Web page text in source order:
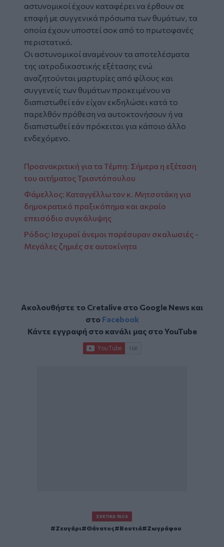
αστυνομικοί έχουν καταφέρει να έρθουν σε
επαφή με συγγενικά πρόσωπα των θυμάτων, τα
οποία έχουν υποστεί σοκ από το πρωτοφανές
περιστατικό.
Οι αστυνομικοί αναμένουν τα αποτελέσματα
της ιατροδικαστικής εξέτασης ενώ
αναζητούνται μαρτυρίες από φίλους και
συγγενείς των θυμάτων προκειμένου να
διαπιστωθεί εάν είχαν εκδηλώσει κατά το
παρελθόν πρόθεση να αυτοκτονήσουν ή να
διαπιστωθεί εάν πρόκειται για κάποιο άλλο
ενδεχόμενο.
Προανακριτική για τα Τέμπη: Σήμερα η εξέταση
του αιτήματος Τριαντόπουλου
Φάμελλος: Καταγγέλλω τον κ. Μητσοτάκη για
δημοκρατικό πραξικόπημα και ακραίο
επεισόδιο συγκάλυψης
Ρόδος: Ισχυροί άνεμοι παρέσυραν σκαλωσιές -
Μεγάλες ζημιές σε αυτοκίνητα
Ακολουθήστε το Cretalive στο Google Newsκαι
στο Facebook
Κάντε εγγραφή στο κανάλι μας στοYouTube
ΣΧΕΤΙΚΆ TAGS
Ζευγάρι Θάνατος Βουτιά Ζωγράφου